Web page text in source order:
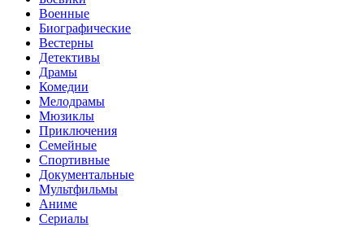
Военные
Биографические
Вестерны
Детективы
Драмы
Комедии
Мелодрамы
Мюзиклы
Приключения
Семейные
Спортивные
Документальные
Мультфильмы
Аниме
Сериалы